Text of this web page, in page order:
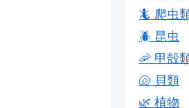
🦎 爬虫
🪲 昆虫
🦐 甲殻
🐚 貝類
🌿 植物